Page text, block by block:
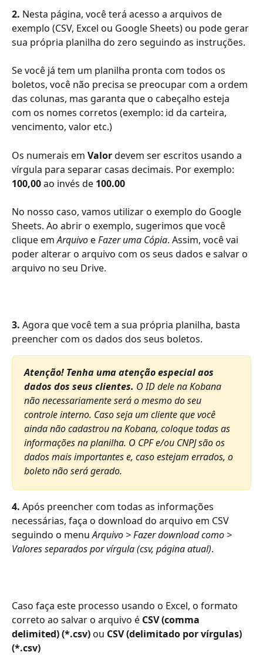
2. Nesta página, você terá acesso a arquivos de
exemplo (CSV, Excel ou Google Sheets) ou pode gerar
sua própria planilha do zero seguindo as instruções.
Se você já tem um planilha pronta com todos os
boletos, você não precisa se preocupar com a ordem
das colunas, mas garanta que o cabeçalho esteja
com os nomes corretos (exemplo: id da carteira,
vencimento, valor etc.)
Os numerais em Valor devem ser escritos usando a
vírgula para separar casas decimais. Por exemplo:
100,00 ao invés de 100.00
No nosso caso, vamos utilizar o exemplo do Google
Sheets. Ao abrir o exemplo, sugerimos que você
clique em Arquivo e Fazer uma Cópia. Assim, você vai
poder alterar o arquivo com os seus dados e salvar o
arquivo no seu Drive.
3. Agora que você tem a sua própria planilha, basta
preencher com os dados dos seus boletos.
Atenção! Tenha uma atenção especial aos
dados dos seus clientes. O ID dele na Kobana
não necessariamente será o mesmo do seu
controle interno. Caso seja um cliente que você
ainda não cadastrou na Kobana, coloque todas as
informações na planilha. O CPF e/ou CNPJ são os
dados mais importantes e, caso estejam errados, o
boleto não será gerado.
4. Após preencher com todas as informações
necessárias, faça o download do arquivo em CSV
seguindo o menu Arquivo > Fazer download como >
Valores separados por vírgula (csv, página atual).
Caso faça este processo usando o Excel, o formato
correto ao salvar o arquivo é CSV (comma
delimited) (*.csv) ou CSV (delimitado por vírgulas)
(*.csv)